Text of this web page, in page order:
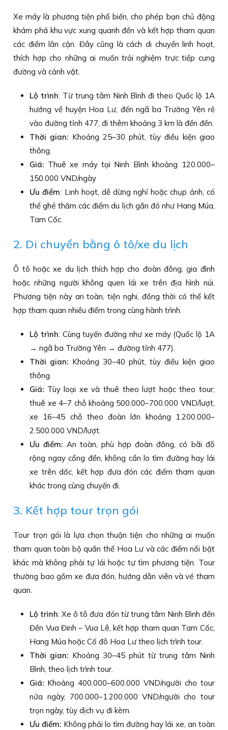
Xe máy là phương tiện phổ biến, cho phép bạn chủ động
khám phá khu vực xung quanh đền và kết hợp tham quan
các điểm lân cận. Đây cũng là cách di chuyển linh hoạt,
thích hợp cho những ai muốn trải nghiệm trực tiếp cung
đường và cảnh vật.
Lộ trình: Từ trung tâm Ninh Bình đi theo Quốc lộ 1A
hướng về huyện Hoa Lư, đến ngã ba Trường Yên rẽ
vào đường tỉnh 477, đi thêm khoảng 3 km là đến đền.
Thời gian: Khoảng 25–30 phút, tùy điều kiện giao
thông.
Giá: Thuê xe máy tại Ninh Bình khoảng 120.000–
150.000 VND/ngày
Ưu điểm: Linh hoạt, dễ dừng nghỉ hoặc chụp ảnh, có
thể ghé thăm các điểm du lịch gần đó như Hang Múa,
Tam Cốc.
2. Di chuyển bằng ô tô/xe du lịch
Ô tô hoặc xe du lịch thích hợp cho đoàn đông, gia đình
hoặc những người không quen lái xe trên địa hình núi.
Phương tiện này an toàn, tiện nghi, đồng thời có thể kết
hợp tham quan nhiều điểm trong cùng hành trình.
Lộ trình: Cùng tuyến đường như xe máy (Quốc lộ 1A
→ ngã ba Trường Yên → đường tỉnh 477).
Thời gian: Khoảng 30–40 phút, tùy điều kiện giao
thông.
Giá: Tùy loại xe và thuê theo lượt hoặc theo tour;
thuê xe 4–7 chỗ khoảng 500.000–700.000 VND/lượt,
xe 16–45 chỗ theo đoàn lớn khoảng 1.200.000–
2.500.000 VND/lượt.
Ưu điểm: An toàn, phù hợp đoàn đông, có bãi đỗ
rộng ngay cổng đền, không cần lo tìm đường hay lái
xe trên dốc, kết hợp đưa đón các điểm tham quan
khác trong cùng chuyến đi.
3. Kết hợp tour trọn gói
Tour trọn gói là lựa chọn thuận tiện cho những ai muốn
tham quan toàn bộ quần thể Hoa Lư và các điểm nổi bật
khác mà không phải tự lái hoặc tự tìm phương tiện. Tour
thường bao gồm xe đưa đón, hướng dẫn viên và vé tham
quan.
Lộ trình: Xe ô tô đưa đón từ trung tâm Ninh Bình đến
Đền Vua Đinh – Vua Lê, kết hợp tham quan Tam Cốc,
Hang Múa hoặc Cố đô Hoa Lư theo lịch trình tour.
Thời gian: Khoảng 30–45 phút từ trung tâm Ninh
Bình, theo lịch trình tour.
Giá: Khoảng 400.000–600.000 VND/người cho tour
nửa ngày, 700.000–1.200.000 VND/người cho tour
trọn ngày, tùy dịch vụ đi kèm.
Ưu điểm: Không phải lo tìm đường hay lái xe, an toàn